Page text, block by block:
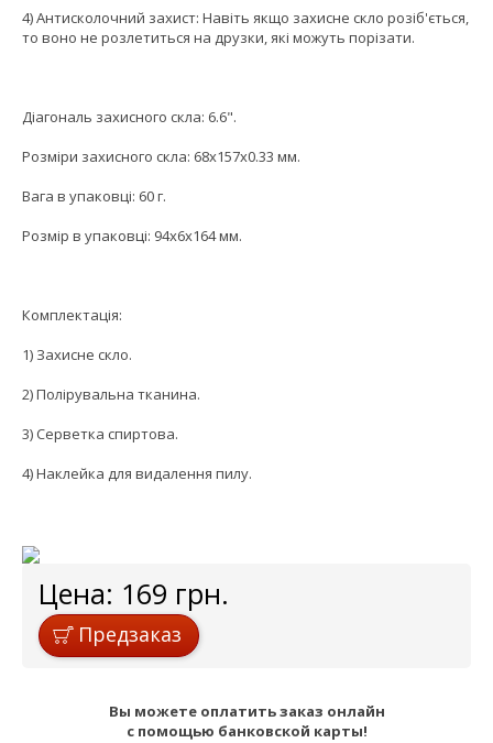
4) Антисколочний захист: Навіть якщо захисне скло розіб'ється,
то воно не розлетиться на друзки, які можуть порізати.
Діагональ захисного скла: 6.6".
Розміри захисного скла: 68x157x0.33 мм.
Вага в упаковці: 60 г.
Розмір в упаковці: 94х6х164 мм.
Комплектація:
1) Захисне скло.
2) Полірувальна тканина.
3) Серветка спиртова.
4) Наклейка для видалення пилу.
Цена: 169 грн.
Предзаказ
Вы можете оплатить заказ онлайн
с помощью банковской карты!